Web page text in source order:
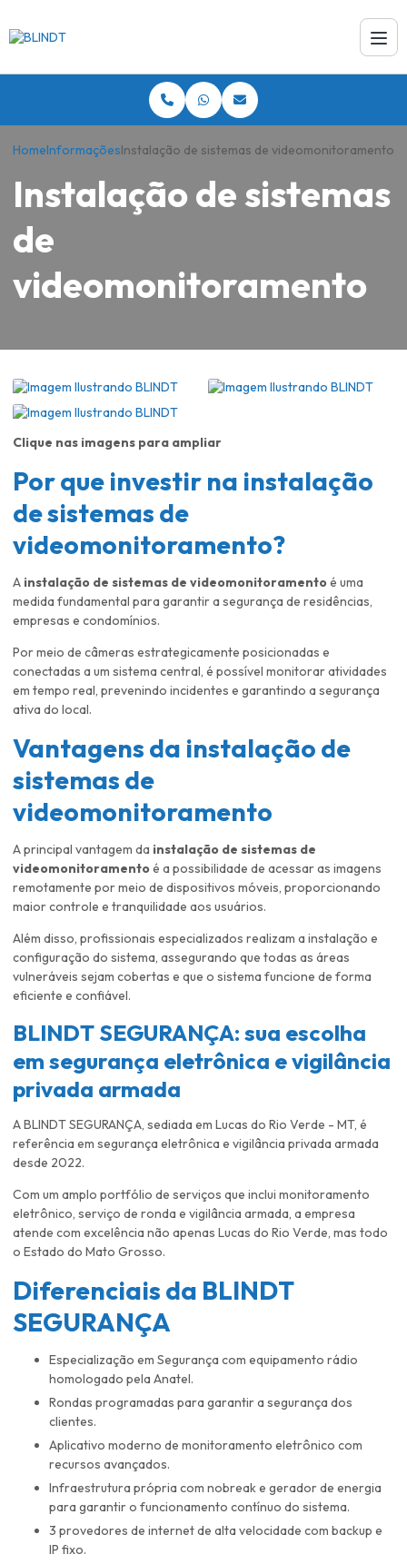
HomeInformaçõesInstalação de sistemas de videomonitoramento
Instalação de sistemas
de
videomonitoramento
Clique nas imagens para ampliar
Por que investir na instalação
de sistemas de
videomonitoramento?
A instalação de sistemas de videomonitoramentoé uma
medida fundamental para garantir a segurança de residências,
empresas e condomínios.
Por meio de câmeras estrategicamente posicionadas e
conectadas a um sistema central, é possível monitorar atividades
em tempo real, prevenindo incidentes e garantindo a segurança
ativa do local.
Vantagens da instalação de
sistemas de
videomonitoramento
A principal vantagem da instalação de sistemas de
videomonitoramentoé a possibilidade de acessar as imagens
remotamente por meio de dispositivos móveis, proporcionando
maior controle e tranquilidade aos usuários.
Além disso, profissionais especializados realizam a instalação e
configuração do sistema, assegurando que todas as áreas
vulneráveis sejam cobertas e que o sistema funcione de forma
eficiente e confiável.
BLINDT SEGURANÇA: sua escolha
em segurança eletrônica e vigilância
privada armada
A BLINDT SEGURANÇA, sediada em Lucas do Rio Verde - MT, é
referência em segurança eletrônica e vigilância privada armada
desde 2022.
Com um amplo portfólio de serviços que inclui monitoramento
eletrônico, serviço de ronda e vigilância armada, a empresa
atende com excelência não apenas Lucas do Rio Verde, mas todo
o Estado do Mato Grosso.
Diferenciais da BLINDT
SEGURANÇA
Especialização em Segurança com equipamento rádio
homologado pela Anatel.
Rondas programadas para garantir a segurança dos
clientes.
Aplicativo moderno de monitoramento eletrônico com
recursos avançados.
Infraestrutura própria com nobreak e gerador de energia
para garantir o funcionamento contínuo do sistema.
3 provedores de internet de alta velocidade com backup e
IP fixo.